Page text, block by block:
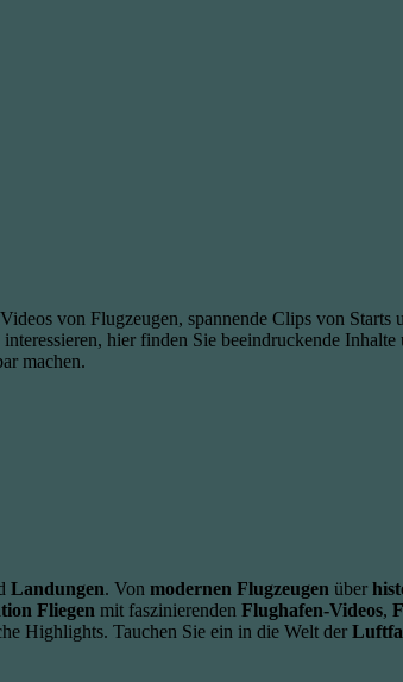
von Flugzeugen, spannende Clips von Starts
hier finden Sie beeindruckende
machen.
Landungen. Von modernen Flugzeugen über
Fliegen mit faszinierenden Flughafen-Videos,
Highlights. Tauchen Sie ein in die Welt der